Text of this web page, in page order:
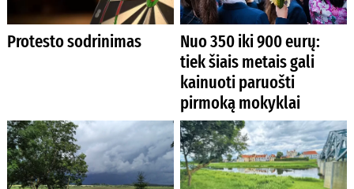
Protesto sodrinimas
Nuo 350 iki 900 eurų:
tiek šiais metais gali
kainuoti paruošti
pirmoką mokyklai